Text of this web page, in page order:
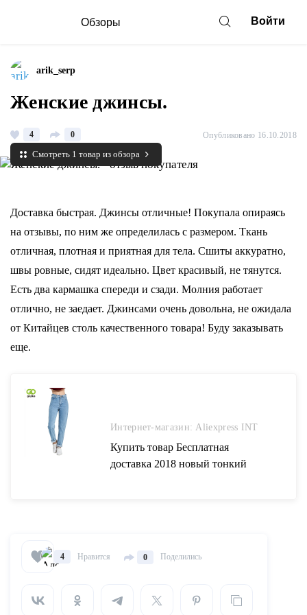
Обзоры Войти
arik_serp
Женские джинсы.
4 0 Опубликовано 16.10.2018
Смотреть 1 товар из обзора
Доставка быстрая. Джинсы отличные! Покупала опираясь
на отзывы, по ним же определилась с размером. Ткань
отличная, плотная и приятная для тела. Сшиты аккуратно,
швы ровные, сидят идеально. Цвет красивый, не тянутся.
Есть два кармашка спереди и сзади. Молния работает
отлично, не заедает. Джинсами очень довольна, не ожидала
от Китайцев столь качественного товара! Буду заказывать
еще.
Интернет-магазин: Aliexpress INT
Купить товар Бесплатная
доставка 2018 новый тонкий
Джинсы на AliExpress
тонкий карандаш Штаны
4 Нравится 0 Поделились